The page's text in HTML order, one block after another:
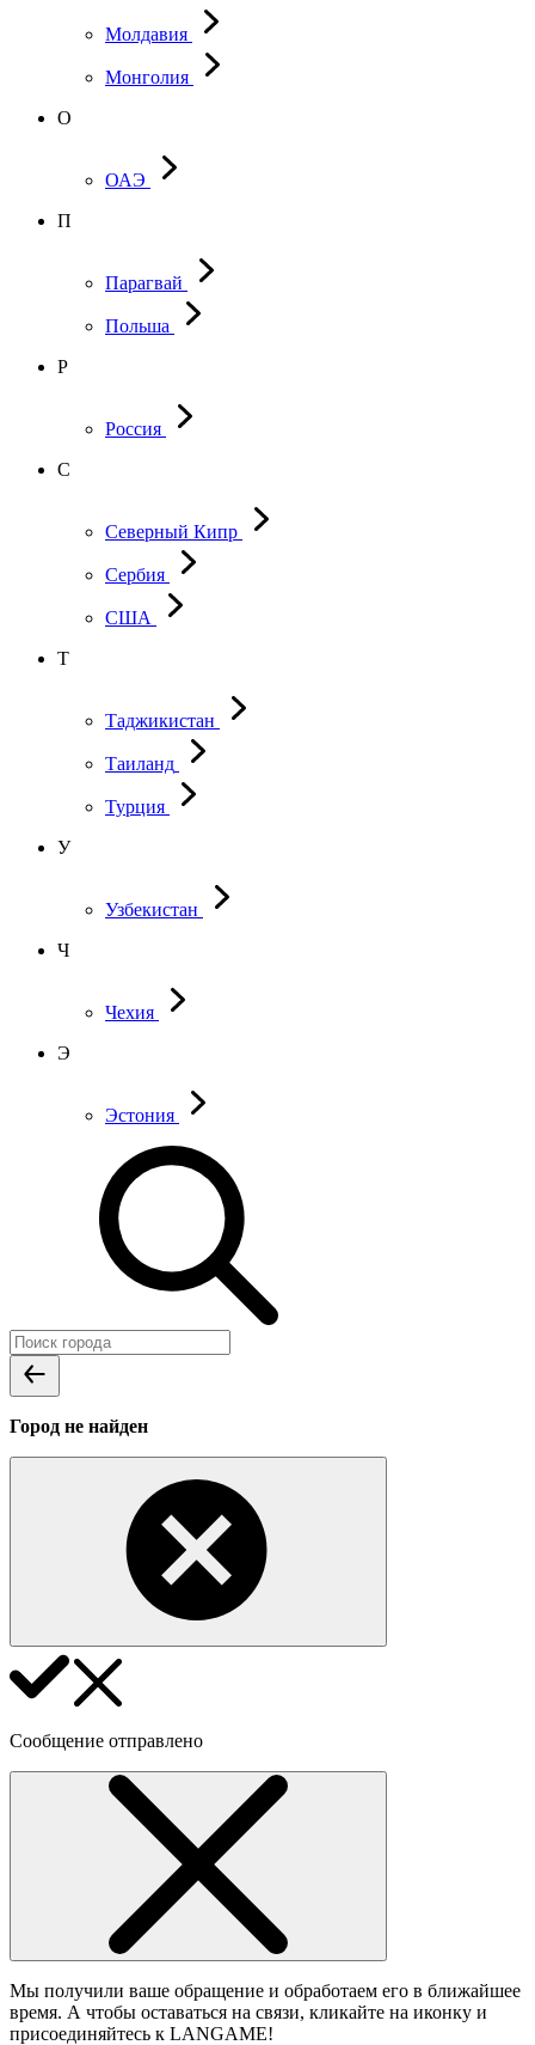
Молдавия
Монголия
О
ОАЭ
П
Парагвай
Польша
Р
Россия
С
Северный Кипр
Сербия
США
Т
Таджикистан
Таиланд
Турция
У
Узбекистан
Ч
Чехия
Э
Эстония
Город не найден
Сообщение отправлено
Мы получили ваше обращение и обработаем его в ближайшее
время. А чтобы оставаться на связи, кликайте на иконку и
присоединяйтесь к LANGAME!